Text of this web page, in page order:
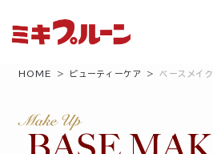
HOME ビューティーケア ベースメイ